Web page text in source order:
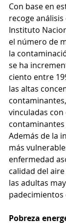
Con base en
recoge
Instituto
el número de
la
se ha
ciento entre
las altas
vinculadas
Además de la
más
enfermedad
calidad del
las adultas
padecimientos
Pobreza